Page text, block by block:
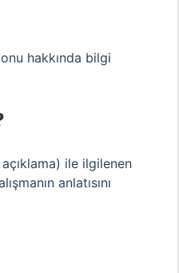
hakkında bilgi
ile ilgilenen
anlatısını